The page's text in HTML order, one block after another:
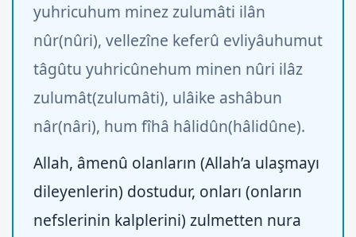
yuhricuhum minez zulumâti ilân
nûr(nûri), vellezîne keferû evliyâuhumut
tâgûtu yuhricûnehum minen nûri ilâz
zulumât(zulumâti), ulâike ashâbun
nâr(nâri), hum fîhâ hâlidûn(hâlidûne).
Allah, âmenû olanların (Allah’a ulaşmayı
dileyenlerin) dostudur, onları (onların
nefslerinin kalplerini) zulmetten nura